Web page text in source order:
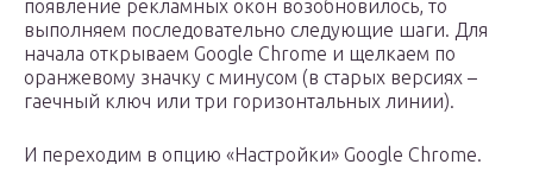
появление рекламных окон возобновилось, то
выполняем последовательно следующие шаги. Для
начала открываем Google Chrome и щелкаем по
оранжевому значку с минусом (в старых версиях –
гаечный ключ или три горизонтальных линии).
И переходим в опцию «Настройки» Google Chrome.